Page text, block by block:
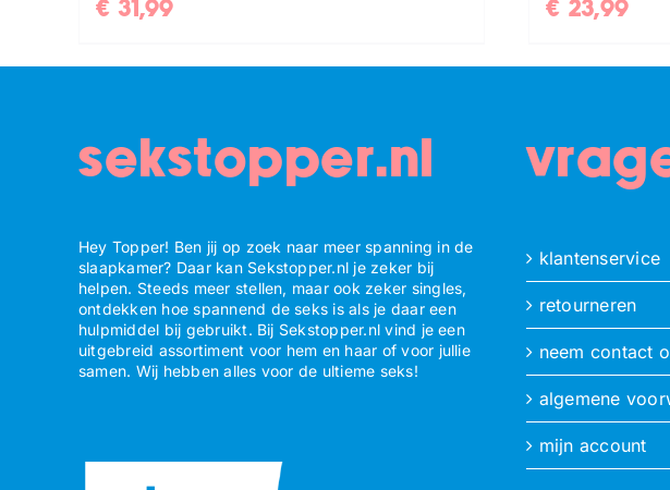
€ 31,99 € 23,99
sekstopper.nl
Hey Topper! Ben jij op zoek naar meer spanning in de
slaapkamer? Daar kan Sekstopper.nl je zeker bij
helpen. Steeds meer stellen, maar ook zeker singles,
ontdekken hoe spannend de seks is als je daar een
hulpmiddel bij gebruikt. Bij Sekstopper.nl vind je een
uitgebreid assortiment voor hem en haar of voor jullie
samen. Wij hebben alles voor de ultieme seks!
klantenservice
retourneren
neem contact
algemene
mijn account